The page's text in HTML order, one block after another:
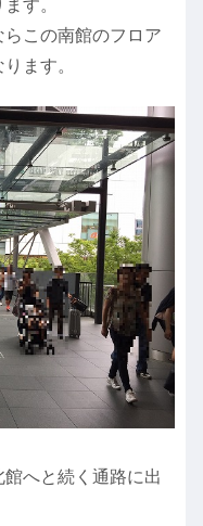
す。
この南館のフロア
ます。
へと続く通路に出